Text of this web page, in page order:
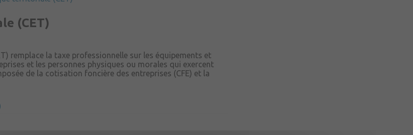
(CET)
remplace la taxe professionnelle sur les équipements et
et les personnes physiques ou morales qui exercent
de la cotisation foncière des entreprises (CFE) et la